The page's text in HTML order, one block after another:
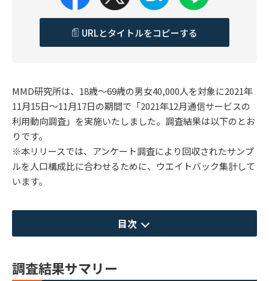
URLとタイトルをコピーする
MMD研究所は、18歳～69歳の男女40,000人を対象に2021年
11月15日～11月17日の期間で「2021年12月通信サービスの
利用動向調査」を実施いたしました。調査結果は以下のとお
りです。
※本リリースでは、アンケート調査により回収されたサンプ
ルを人口構成比に合わせるために、ウエイトバック集計して
います。
目次
調査結果サマリー